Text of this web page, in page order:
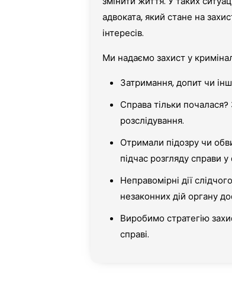
адвоката, який стане на
інтересів.
Ми надаємо захист у
Затримання, допит чи
Справа тільки
розслідування.
Отримали підозру чи
підчас розгляду справи у
Неправомірні дії
незаконних дій органу
Виробимо стратегію
справі.